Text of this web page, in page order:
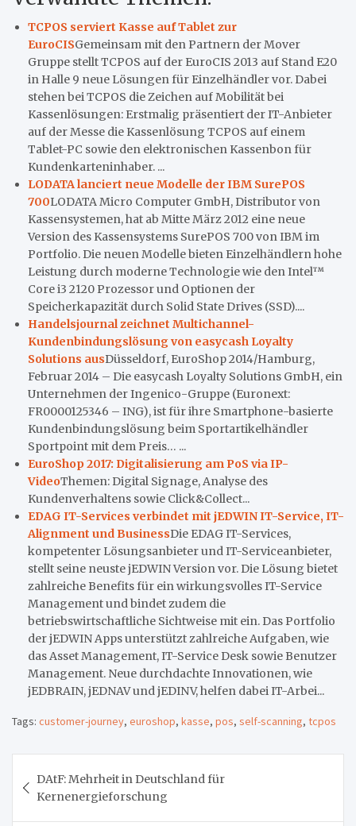
TCPOS serviert Kasse auf Tablet zur
EuroCISGemeinsam mit den Partnern der Mover
Gruppe stellt TCPOS auf der EuroCIS 2013 auf Stand E20
in Halle 9 neue Lösungen für Einzelhändler vor. Dabei
stehen bei TCPOS die Zeichen auf Mobilität bei
Kassenlösungen: Erstmalig präsentiert der IT-Anbieter
auf der Messe die Kassenlösung TCPOS auf einem
Tablet-PC sowie den elektronischen Kassenbon für
Kundenkarteninhaber. ...
LODATA lanciert neue Modelle der IBM SurePOS
700LODATA Micro Computer GmbH, Distributor von
Kassensystemen, hat ab Mitte März 2012 eine neue
Version des Kassensystems SurePOS 700 von IBM im
Portfolio. Die neuen Modelle bieten Einzelhändlern hohe
Leistung durch moderne Technologie wie den Intel™
Core i3 2120 Prozessor und Optionen der
Speicherkapazität durch Solid State Drives (SSD)....
Handelsjournal zeichnet Multichannel-
Kundenbindungslösung von easycash Loyalty
Solutions ausDüsseldorf, EuroShop 2014/Hamburg,
Februar 2014 – Die easycash Loyalty Solutions GmbH, ein
Unternehmen der Ingenico-Gruppe (Euronext:
FR0000125346 – ING), ist für ihre Smartphone-basierte
Kundenbindungslösung beim Sportartikelhändler
Sportpoint mit dem Preis… ...
EuroShop 2017: Digitalisierung am PoS via IP-
VideoThemen: Digital Signage, Analyse des
Kundenverhaltens sowie Click&Collect...
EDAG IT-Services verbindet mit jEDWIN IT-Service, IT-
Alignment und BusinessDie EDAG IT-Services,
kompetenter Lösungsanbieter und IT-Serviceanbieter,
stellt seine neuste jEDWIN Version vor. Die Lösung bietet
zahlreiche Benefits für ein wirkungsvolles IT-Service
Management und bindet zudem die
betriebswirtschaftliche Sichtweise mit ein. Das Portfolio
der jEDWIN Apps unterstützt zahlreiche Aufgaben, wie
das Asset Management, IT-Service Desk sowie Benutzer
Management. Neue durchdachte Innovationen, wie
jEDBRAIN, jEDNAV und jEDINV, helfen dabei IT-Arbei...
Tags: customer-journey, euroshop, kasse, pos, self-scanning, tcpos
DAtF: Mehrheit in Deutschland für
Kernenergieforschung